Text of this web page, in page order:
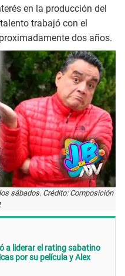
en la producción del
trabajó con el
dos años.
sábados. Crédito: Composición
a liderar el rating sabatino
por su película y Alex